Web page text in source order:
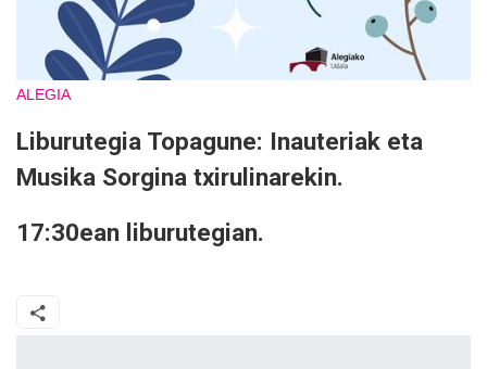
ALEGIA
Liburutegia Topagune: Inauteriak eta
Musika Sorgina txirulinarekin.
17:30ean liburutegian.